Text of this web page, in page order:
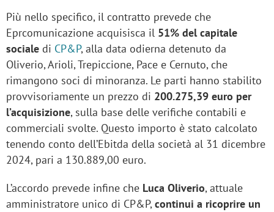
Più nello specifico, il contratto prevede che
Eprcomunicazione acquisisca il 51% del capitale
sociale di CP&P, alla data odierna detenuto da
Oliverio, Arioli, Trepiccione, Pace e Cernuto, che
rimangono soci di minoranza. Le parti hanno stabilito
provvisoriamente un prezzo di 200.275,39 euro per
l’acquisizione, sulla base delle verifiche contabili e
commerciali svolte. Questo importo è stato calcolato
tenendo conto dell’Ebitda della società al 31 dicembre
2024, pari a 130.889,00 euro.
L’accordo prevede infine che Luca Oliverio, attuale
amministratore unico di CP&P,continui a ricoprire un